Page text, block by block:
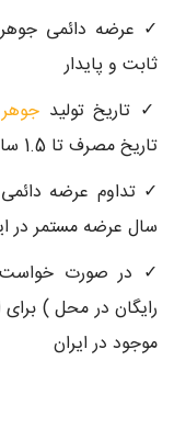
✓ عرضه دائمی
ثابت و پایدار
✓ تاریخ تولید
تاریخ مصرف تا 1.5 سال بعد از خرید
سال عرضه مستمر در
✓ در صورت خواست
موجود در ایران